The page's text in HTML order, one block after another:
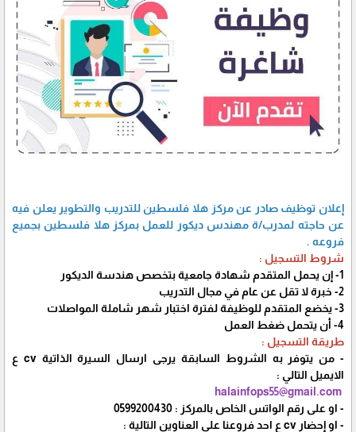
إعلان توظيف صادر عن مركز هلا فلسطين للتدريب والتطوير يعلن فيه
عن حاجته لمدرب/ة مهندس ديكور للعمل بمركز هلا فلسطين بجميع
فروعه .
شروط التسجيل :
1- إن يحمل المتقدم شهادة جامعية بتخصص هندسة الديكور
2- خبرة لا تقل عن عام في مجال التدريب
3- يخضع المتقدم للوظيفة لفترة اختبار شهر شاملة المواصلات
4- أن يتحمل ضغط العمل
طريقة التسجيل :
- من يتوفر به الشروط السابقة يرجى ارسال السيرة الذاتية cv ع
الايميل التالي :
- او على رقم الواتس الخاص بالمركز : 0599200430
- او إحضار cv ع احد فروعنا على العناوين التالية :